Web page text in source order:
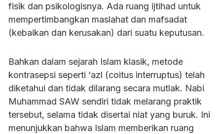
fisik dan psikologisnya. Ada ruang ijtihad untuk
mempertimbangkan maslahat dan mafsadat
(kebaikan dan kerusakan) dari suatu keputusan.
Bahkan dalam sejarah Islam klasik, metode
kontrasepsi seperti ‘azl (coitus interruptus) telah
diketahui dan tidak dilarang secara mutlak. Nabi
Muhammad SAW sendiri tidak melarang praktik
tersebut, selama tidak disertai niat yang buruk. Ini
menunjukkan bahwa Islam memberikan ruang